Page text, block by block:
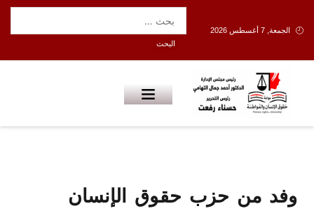
الجمعة, 7 أغسطس 2026
وفد من حزب حقوق الإنسان